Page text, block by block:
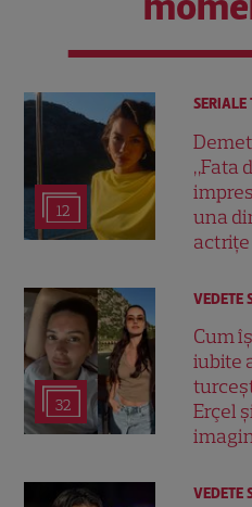
12
SERIALE
„Fata
una
32
VEDETE
Cum
iubite
Erçel
VEDETE